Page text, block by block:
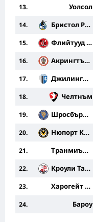
13. Уолсол
14. Бристол Роувърс
15. Флийтууд Таун
16. Акрингтън Стенли
17. Джилингам
18. Челтнъм
19. Шросбъри Таун
20. Нюпорт Каунти
21. Транмиър Роувърс
22. Кроули Таун
23. Харогейт Таун
24. Бароу